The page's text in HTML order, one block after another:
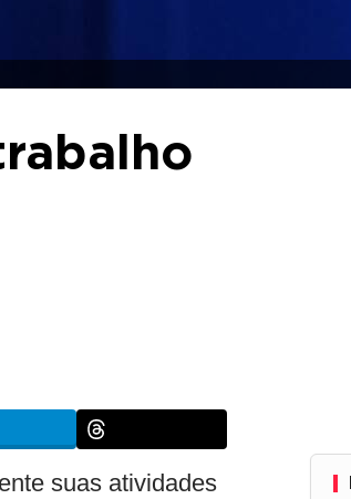
suas atividades